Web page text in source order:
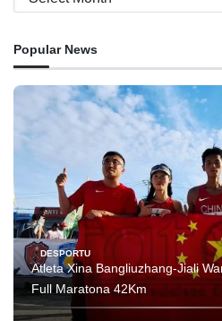
Popular News
DESPORTU
Atleta Xina Bangliuzhang-Jiali
Full Maratona 42Km